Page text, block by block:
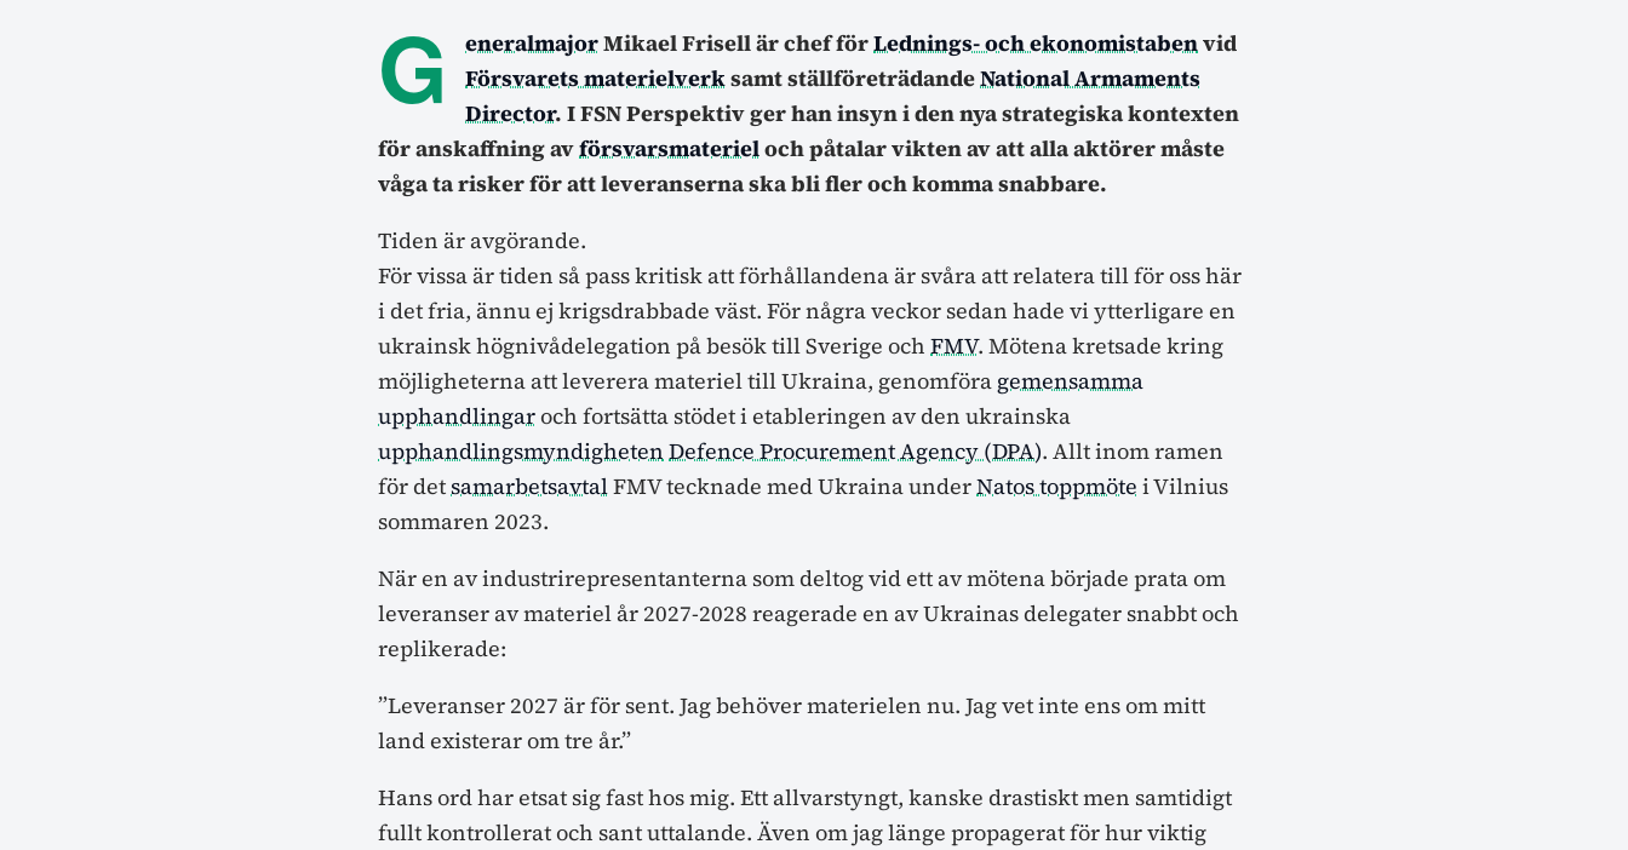
G eneralmajorMikael Frisell är chef förLednings- och ekonomistabenvid
Försvarets materielverksamt ställföreträdandeNational Armaments
Director. I FSN Perspektiv ger han insyn i den nya strategiska kontexten
för anskaffning avförsvarsmaterieloch påtalar vikten av att alla aktörer måste
våga ta risker för att leveranserna ska bli fler och komma snabbare.
Tiden är avgörande.
För vissa är tiden så pass kritisk att förhållandena är svåra att relatera till för oss här
i det fria, ännu ej krigsdrabbade väst. För några veckor sedan hade vi ytterligare en
ukrainsk högnivådelegation på besök till Sverige och FMV. Mötena kretsade kring
möjligheterna att leverera materiel till Ukraina, genomföra gemensamma
upphandlingaroch fortsätta stödet i etableringen av den ukrainska
upphandlingsmyndigheten Defence Procurement Agency (DPA). Allt inom ramen
för detsamarbetsavtalFMV tecknade med Ukraina underNatos toppmöte i Vilnius
sommaren 2023.
När en av industrirepresentanterna som deltog vid ett av mötena började prata om
leveranser av materiel år 2027-2028 reagerade en av Ukrainas delegater snabbt och
replikerade:
”Leveranser 2027 är för sent. Jag behöver materielen nu. Jag vet inte ens om mitt
land existerar om tre år.”
Hans ord har etsat sig fast hos mig. Ett allvarstyngt, kanske drastiskt men samtidigt
fullt kontrollerat och sant uttalande. Även om jag länge propagerat för hur viktig